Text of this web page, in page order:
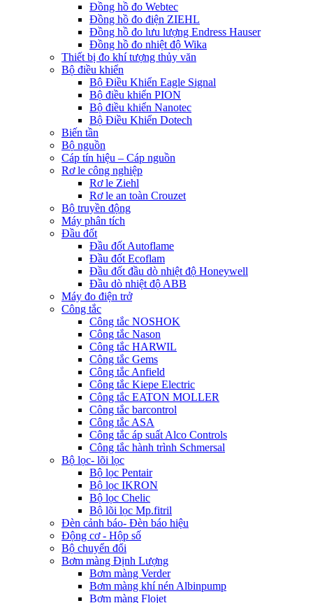
Đồng hồ đo Webtec
Đồng hồ đo điện ZIEHL
Đồng hồ đo lưu lượng Endress Hauser
Đồng hồ đo nhiệt độ Wika
Thiết bị đo khí tượng thủy văn
Bộ điều khiển
Bộ Điều Khiển Eagle Signal
Bộ điều khiển PION
Bộ điều khiển Nanotec
Bộ Điều Khiển Dotech
Biến tần
Bộ nguồn
Cáp tín hiệu – Cáp nguồn
Rơ le công nghiệp
Rơ le Ziehl
Rơ le an toàn Crouzet
Bộ truyền động
Máy phân tích
Đầu đốt
Đầu đốt Autoflame
Đầu đốt Ecoflam
Đầu đốt đầu dò nhiệt độ Honeywell
Đầu dò nhiệt độ ABB
Máy đo điện trở
Công tắc
Công tắc NOSHOK
Công tắc Nason
Công tắc HARWIL
Công tắc Gems
Công tắc Anfield
Công tắc Kiepe Electric
Công tắc EATON MOLLER
Công tắc barcontrol
Công tắc ASA
Công tắc áp suất Alco Controls
Công tắc hành trình Schmersal
Bộ lọc- lõi lọc
Bộ lọc Pentair
Bộ lọc IKRON
Bộ lọc Chelic
Bộ lõi lọc Mp.fitril
Đèn cảnh báo- Đèn báo hiệu
Động cơ - Hộp số
Bộ chuyển đổi
Bơm màng Định Lượng
Bơm màng Verder
Bơm màng khí nén Albinpump
Bơm màng Flojet